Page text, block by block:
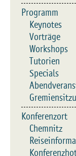
Programm
Keynotes
Vorträge
Workshops
Tutorien
Specials
Konferenzort
Chemnitz